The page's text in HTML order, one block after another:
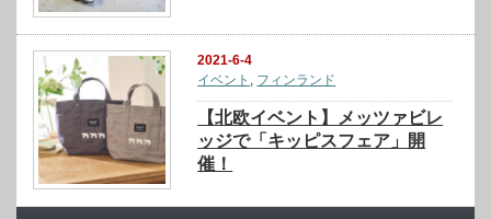
2021-6-4
イベント , フィンランド
【北欧イベント】メッツァビレ
ッジで「キッピスフェア」開
催！